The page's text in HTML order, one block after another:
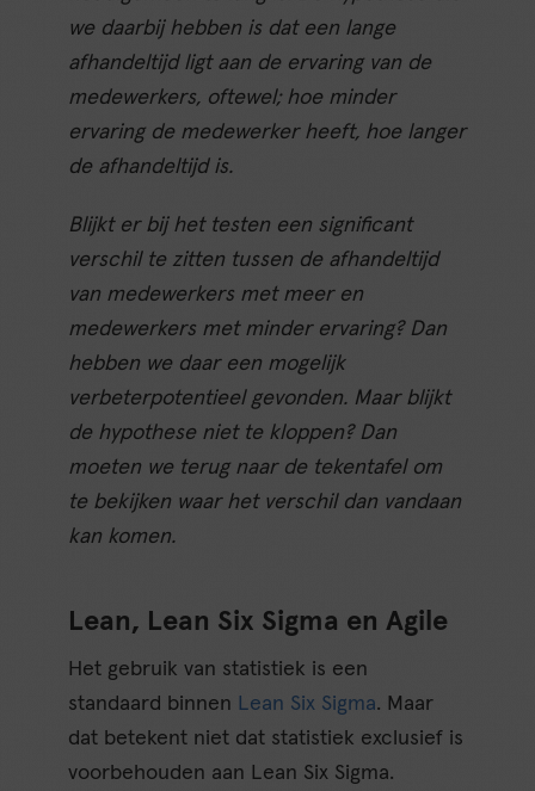
we daarbij hebben is dat een lange
afhandeltijd ligt aan de ervaring van de
medewerkers, oftewel; hoe minder
ervaring de medewerker heeft, hoe langer
de afhandeltijd is.
Blijkt er bij het testen een significant
verschil te zitten tussen de afhandeltijd
van medewerkers met meer en
medewerkers met minder ervaring? Dan
hebben we daar een mogelijk
verbeterpotentieel gevonden. Maar blijkt
de hypothese niet te kloppen? Dan
moeten we terug naar de tekentafel om
te bekijken waar het verschil dan vandaan
kan komen.
Lean, Lean Six Sigma en Agile
Het gebruik van statistiek is een
standaard binnen Lean Six Sigma. Maar
dat betekent niet dat statistiek exclusief is
voorbehouden aan Lean Six Sigma.